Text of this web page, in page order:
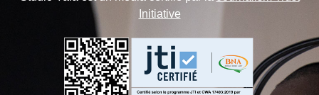
Initiative